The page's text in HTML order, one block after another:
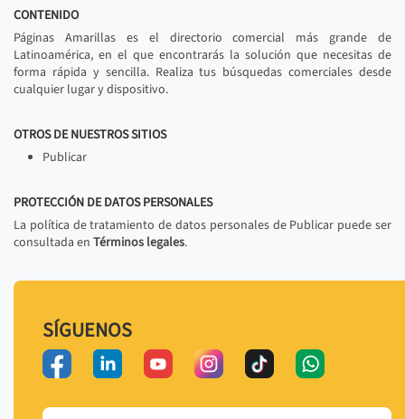
CONTENIDO
Páginas Amarillas es el directorio comercial más grande de
Latinoamérica, en el que encontrarás la solución que necesitas de
forma rápida y sencilla. Realiza tus búsquedas comerciales desde
cualquier lugar y dispositivo.
OTROS DE NUESTROS SITIOS
Publicar
PROTECCIÓN DE DATOS PERSONALES
La política de tratamiento de datos personales de Publicar puede ser
consultada en Términos legales.
SÍGUENOS